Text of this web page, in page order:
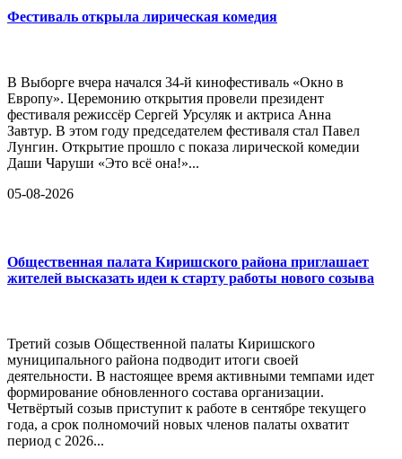
Фестиваль открыла лирическая комедия
В Выборге вчера начался 34-й кинофестиваль «Окно в
Европу». Церемонию открытия провели президент
фестиваля режиссёр Сергей Урсуляк и актриса Анна
Завтур. В этом году председателем фестиваля стал Павел
Лунгин. Открытие прошло с показа лирической комедии
Даши Чаруши «Это всё она!»...
05-08-2026
Общественная палата Киришского района приглашает
жителей высказать идеи к старту работы нового созыва
Третий созыв Общественной палаты Киришского
муниципального района подводит итоги своей
деятельности. В настоящее время активными темпами идет
формирование обновленного состава организации.
Четвёртый созыв приступит к работе в сентябре текущего
года, а срок полномочий новых членов палаты охватит
период с 2026...